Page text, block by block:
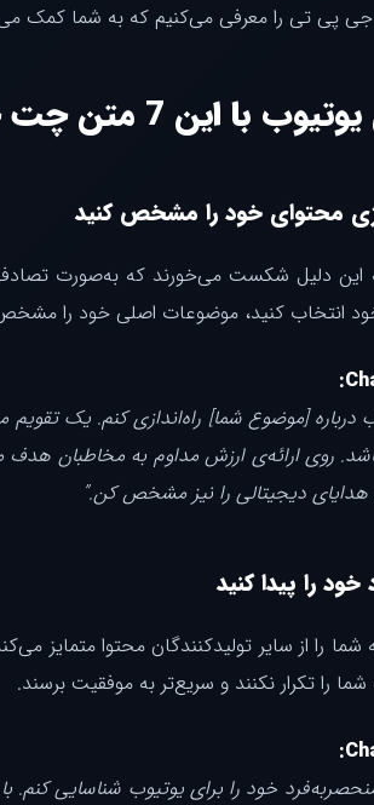
پی تی را معرفی می‌کنیم که به شما کمک
این 7 متن چت جی پی تی
این دلیل شکست می‌خورند که به‌صورت تصادفی
انتخاب کنید، موضوعات اصلی خود را
روی ارائه‌ی ارزش مداوم به مخاطبان
دیجیتالی را نیز مشخص کن.”
را از سایر تولیدکنندگان محتوا متمایز
را تکرار نکنند و سریع‌تر به موفقیت برسند.
خود را برای یوتیوب شناسایی